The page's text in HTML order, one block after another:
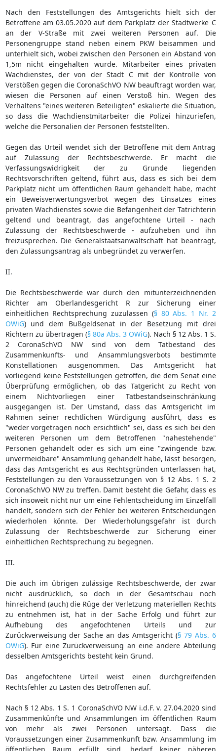
Nach den Feststellungen des Amtsgerichts hielt sich der
Betroffene am 03.05.2020 auf dem Parkplatz der Stadtwerke C
an der V-Straße mit zwei weiteren Personen auf. Die
Personengruppe stand neben einem PKW beisammen und
unterhielt sich, wobei zwischen den Personen ein Abstand von
1,5m nicht eingehalten wurde. Mitarbeiter eines privaten
Wachdienstes, der von der Stadt C mit der Kontrolle von
Verstößen gegen die CoronaSchVO NW beauftragt worden war,
wiesen die Personen auf einen Verstoß hin. Wegen des
Verhaltens "eines weiteren Beteiligten" eskalierte die Situation,
so dass die Wachdienstmitarbeiter die Polizei hinzuriefen,
welche die Personalien der Personen feststellten.
Gegen das Urteil wendet sich der Betroffene mit dem Antrag
auf Zulassung der Rechtsbeschwerde. Er macht die
Verfassungswidrigkeit der zu Grunde liegenden
Rechtsvorschriften geltend, führt aus, dass es sich bei dem
Parkplatz nicht um öffentlichen Raum gehandelt habe, macht
ein Beweisverwertungsverbot wegen des Einsatzes eines
privaten Wachdienstes sowie die Befangenheit der Tatrichterin
geltend und beantragt, das angefochtene Urteil - nach
Zulassung der Rechtsbeschwerde - aufzuheben und ihn
freizusprechen. Die Generalstaatsanwaltschaft hat beantragt,
den Zulassungsantrag als unbegründet zu verwerfen.
II.
Die Rechtsbeschwerde war durch den mitunterzeichnenden
Richter am Oberlandesgericht R zur Sicherung einer
einheitlichen Rechtsprechung zuzulassen (§ 80 Abs. 1 Nr. 2
OWiG) und dem Bußgeldsenat in der Besetzung mit drei
Richtern zu übertragen (§ 80a Abs. 3 OWiG). Nach § 12 Abs. 1 S.
2 CoronaSchVO NW sind von dem Tatbestand des
Zusammenkunfts- und Ansammlungsverbots bestimmte
Konstellationen ausgenommen. Das Amtsgericht hat
vorliegend keine Feststellungen getroffen, die dem Senat eine
Überprüfung ermöglichen, ob das Tatgericht zu Recht von
einem Nichtvorliegen einer Tatbestandseinschränkung
ausgegangen ist. Der Umstand, dass das Amtsgericht im
Rahmen seiner rechtlichen Würdigung ausführt, dass es
"weder vorgetragen noch ersichtlich" sei, dass es sich bei den
weiteren Personen um dem Betroffenen "nahestehende"
Personen gehandelt oder es sich um eine "zwingende bzw.
unvermeidbare" Ansammlung gehandelt habe, lässt besorgen,
dass das Amtsgericht es aus Rechtsgründen unterlassen hat,
Feststellungen zu den Voraussetzungen von § 12 Abs. 1 S. 2
CoronaSchVO NW zu treffen. Damit besteht die Gefahr, dass es
sich insoweit nicht nur um eine Fehlentscheidung im Einzelfall
handelt, sondern sich der Fehler bei weiteren Entscheidungen
wiederholen könnte. Der Wiederholungsgefahr ist durch
Zulassung der Rechtsbeschwerde zur Sicherung einer
einheitlichen Rechtsprechung zu begegnen.
III.
Die auch im übrigen zulässige Rechtsbeschwerde, der zwar
nicht ausdrücklich, so doch in der Gesamtschau noch
hinreichend (auch) die Rüge der Verletzung materiellen Rechts
zu entnehmen ist, hat in der Sache Erfolg und führt zur
Aufhebung des angefochtenen Urteils und zur
Zurückverweisung der Sache an das Amtsgericht (§ 79 Abs. 6
OWiG). Für eine Zurückverweisung an eine andere Abteilung
desselben Amtsgerichts besteht kein Grund.
Das angefochtene Urteil weist einen durchgreifenden
Rechtsfehler zu Lasten des Betroffenen auf.
Nach § 12 Abs. 1 S. 1 CoronaSchVO NW i.d.F. v. 27.04.2020 sind
Zusammenkünfte und Ansammlungen im öffentlichen Raum
von mehr als zwei Personen untersagt. Dass die
Voraussetzungen einer Zusammenkunft bzw. Ansammlung im
öffentlichen Raum erfüllt sind, bedarf keiner näheren